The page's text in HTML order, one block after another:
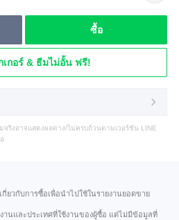
ซื้อ
เกอร์ & ธีมไม่อั้น ฟรี!
ริงอาจแสดงผลต่าง/ไม่ครบถ้วนตามเวอร์ชัน LINE
กี่ยวกับการซื้อเพื่อนำไปใช้ในรายงานยอดขาย
นและประเทศที่ใช้งานของผู้ซื้อ แต่ไม่มีข้อมูลที่